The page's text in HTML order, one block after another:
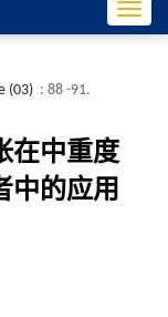
(03) : 88 -91.
在中重度
中的应用